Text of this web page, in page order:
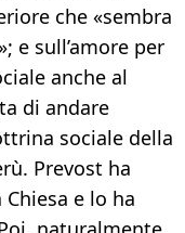
che «sembra
e sull’amore per
anche al
di andare
sociale della
Prevost ha
e lo ha